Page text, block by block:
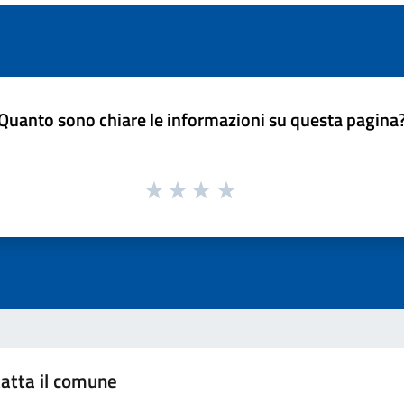
sono chiare le informazioni su questa
il comune